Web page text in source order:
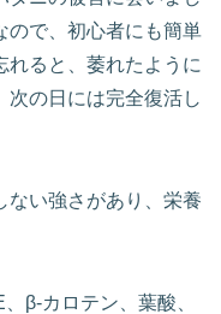
ので、初心者にも簡単
れると、萎れたように
次の日には完全復活し
ない強さがあり、栄養
β-カロテン、葉酸、